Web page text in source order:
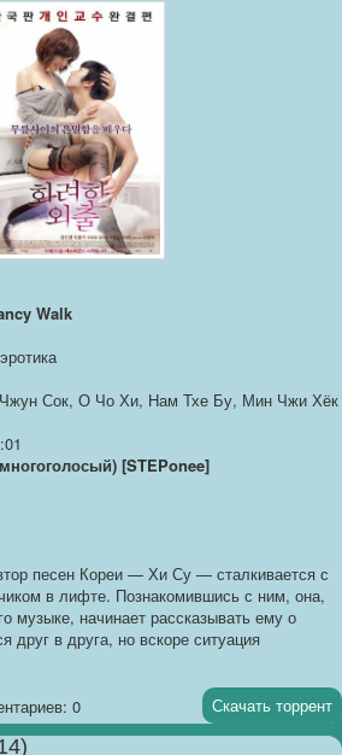
Walk
Сок, О Чо Хи, Нам Тхе Бу, Мин Чжи Хёк
[STEPonee]
песен Кореи — Хи Су — сталкивается с
в лифте. Познакомившись с ним, она,
музыке, начинает рассказывать ему о
в друга, но вскоре ситуация
0 Скачать торрент